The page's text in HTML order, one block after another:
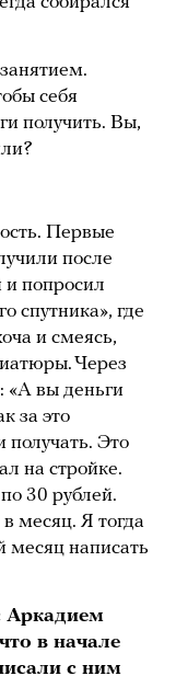
себя
получить. Вы,
Первые
после
и попросил
спутника», где
и смеясь,
Через
«А вы деньги
за это
получать. Это
на стройке.
30 рублей.
месяц. Я тогда
месяц написать
Аркадием
в начале
с ним